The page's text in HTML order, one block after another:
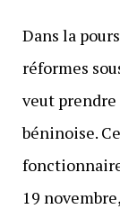
Dans la
réformes
veut
béninoise.
19